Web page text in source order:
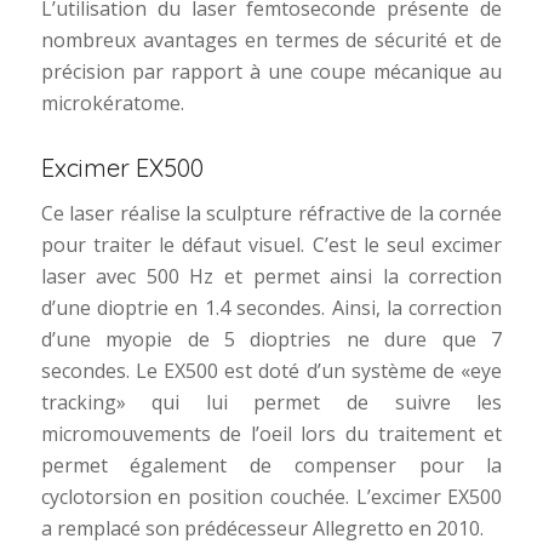
L’utilisation du laser femtoseconde présente de
nombreux avantages en termes de sécurité et de
précision par rapport à une coupe mécanique au
microkératome.
Excimer EX500
Ce laser réalise la sculpture réfractive de la cornée
pour traiter le défaut visuel. C’est le seul excimer
laser avec 500 Hz et permet ainsi la correction
d’une dioptrie en 1.4 secondes. Ainsi, la correction
d’une myopie de 5 dioptries ne dure que 7
secondes. Le EX500 est doté d’un système de «eye
tracking» qui lui permet de suivre les
micromouvements de l’oeil lors du traitement et
permet également de compenser pour la
cyclotorsion en position couchée. L’excimer EX500
a remplacé son prédécesseur Allegretto en 2010.